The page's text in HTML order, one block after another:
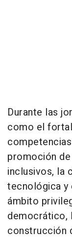
Durante las
como el
promoción
inclusivos, la
tecnológica y
ámbito
democrático,
construcción